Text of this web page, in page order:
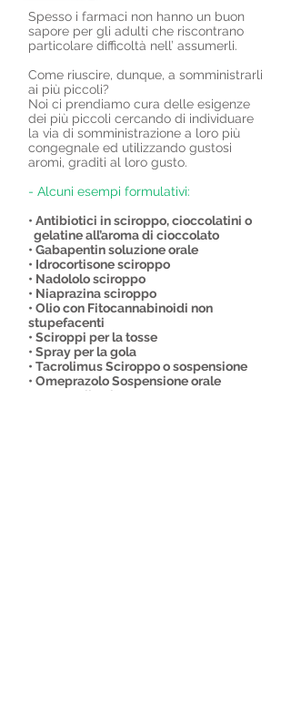
Spesso i farmaci non hanno un buon
sapore per gli adulti che riscontrano
particolare difficoltà nell’ assumerli.
Come riuscire, dunque, a somministrarli
ai più piccoli?
Noi ci prendiamo cura delle esigenze
dei più piccoli cercando di individuare
la via di somministrazione a loro più
congegnale ed utilizzando gustosi
aromi, graditi al loro gusto.
- Alcuni esempi formulativi:
• Antibiotici in sciroppo, cioccolatini o
gelatine all’aroma di cioccolato
• Gabapentin soluzione orale
• Idrocortisone sciroppo
• Nadololo sciroppo
• Niaprazina sciroppo
• Olio con Fitocannabinoidi non
stupefacenti
• Sciroppi per la tosse
• Spray per la gola
• Tacrolimus Sciroppo o sospensione
• Omeprazolo Sospensione orale
• Captopril Sciroppo